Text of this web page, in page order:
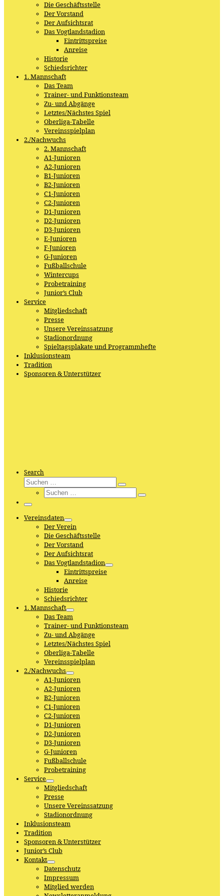
Die Geschäftsstelle
Der Vorstand
Der Aufsichtsrat
Das Vogtlandstadion
Eintrittspreise
Anreise
Historie
Schiedsrichter
1. Mannschaft
Das Team
Trainer- und Funktionsteam
Zu- und Abgänge
Letztes/Nächstes Spiel
Oberliga-Tabelle
Vereinsspielplan
2./Nachwuchs
2. Mannschaft
A1-Junioren
A2-Junioren
B1-Junioren
B2-Junioren
C1-Junioren
C2-Junioren
D1-Junioren
D2-Junioren
D3-Junioren
E-Junioren
F-Junioren
G-Junioren
Fußballschule
Wintercups
Probetraining
Junior’s Club
Service
Mitgliedschaft
Presse
Unsere Vereinssatzung
Stadionordnung
Spieltagsplakate und Programmhefte
Inklusionsteam
Tradition
Sponsoren & Unterstützer
Search
Suche
Suchen
Suche
Suchen
Menü
Vereinsdaten
Der Verein
Die Geschäftsstelle
Der Vorstand
Der Aufsichtsrat
Das Vogtlandstadion
Eintrittspreise
Anreise
Historie
Schiedsrichter
1. Mannschaft
Das Team
Trainer- und Funktionsteam
Zu- und Abgänge
Letztes/Nächstes Spiel
Oberliga-Tabelle
Vereinsspielplan
2./Nachwuchs
A1-Junioren
A2-Junioren
B2-Junioren
C1-Junioren
C2-Junioren
D1-Junioren
D2-Junioren
D3-Junioren
G-Junioren
Fußballschule
Probetraining
Service
Mitgliedschaft
Presse
Unsere Vereinssatzung
Stadionordnung
Inklusionsteam
Tradition
Sponsoren & Unterstützer
Junior’s Club
Kontakt
Datenschutz
Impressum
Mitglied werden